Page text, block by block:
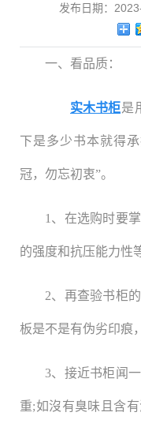
发布日期：
一、看品质：
实木书柜是
下是多少书本就得
冠，勿忘初衷”。
1、在选购时要
的强度和抗压能力性
2、再查验书柜
板是不是有伪劣印痕
3、接近书柜闻
重;如沒有臭味且含